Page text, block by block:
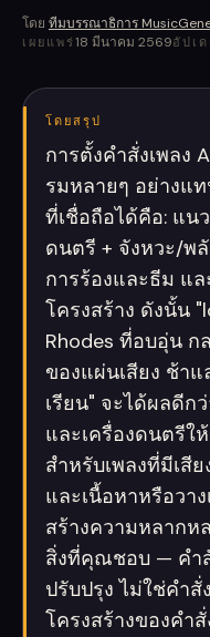
โดย ทีมบรรณาธิการ
เผยแพร่18 มีนาคม 2569อัปเ
โดยสรุป
การตั้งคำสั่งเพลง
รมหลายๆ อย่างแ
ที่เชื่อถือได้คือ: แน
ดนตรี + จังหวะ/พ
การร้องและธีม แ
โครงสร้าง ดังนั้น
Rhodes ที่อบอุ่น ก
ของแผ่นเสียง ช้าแ
เรียน" จะได้ผลดีก
และเครื่องดนตรีใ
สำหรับเพลงที่มีเสี
และเนื้อหาหรือวา
สร้างความหลากห
สิ่งที่คุณชอบ — คำ
ปรับปรุง ไม่ใช่คำ
โครงสร้างของคำ